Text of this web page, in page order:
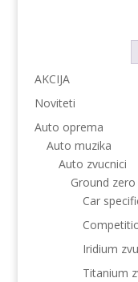
AKCIJA
Noviteti
Auto oprema
Auto muzika
Auto zvucnici
Ground zero
Car
Iridium
Titanium